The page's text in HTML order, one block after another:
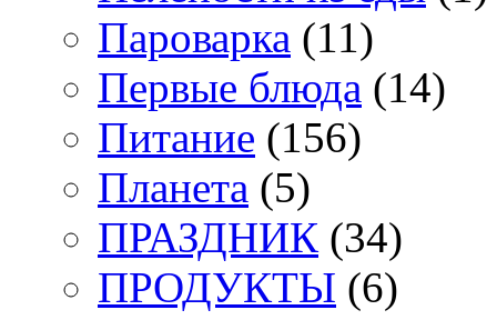
Пароварка (11)
Первые блюда (14)
Питание (156)
Планета (5)
ПРАЗДНИК (34)
ПРОДУКТЫ (6)